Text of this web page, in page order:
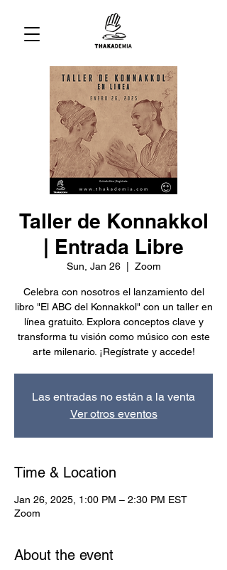
Taller de Konnakkol
| Entrada Libre
Sun, Jan 26
  |
Zoom
Celebra con nosotros el lanzamiento del
libro "El ABC del Konnakkol" con un taller en
línea gratuito. Explora conceptos clave y
transforma tu visión como músico con este
arte milenario. ¡Regístrate y accede!
Las entradas no están a la venta
Ver otros eventos
Time & Location
Jan 26, 2025, 1:00 PM – 2:30 PM EST
Zoom
About the event